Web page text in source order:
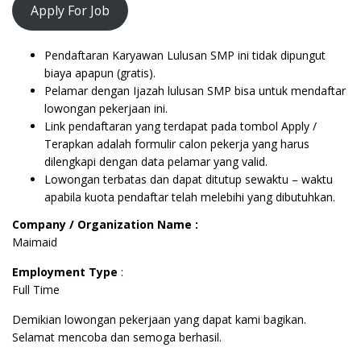
Apply For Job
Pendaftaran Karyawan Lulusan SMP ini tidak dipungut
biaya apapun (gratis).
Pelamar dengan Ijazah lulusan SMP bisa untuk mendaftar
lowongan pekerjaan ini.
Link pendaftaran yang terdapat pada tombol Apply /
Terapkan adalah formulir calon pekerja yang harus
dilengkapi dengan data pelamar yang valid.
Lowongan terbatas dan dapat ditutup sewaktu – waktu
apabila kuota pendaftar telah melebihi yang dibutuhkan.
Company / Organization Name :
Maimaid
Employment Type :
Full Time
Demikian lowongan pekerjaan yang dapat kami bagikan.
Selamat mencoba dan semoga berhasil.